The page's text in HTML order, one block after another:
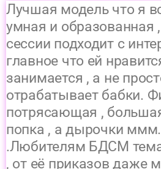
Лучшая модель что я
умная и образованная
сессии подходит с
главное что ей
занимается , а не
отрабатывает бабки.
потрясающая ,
попка , а дырочки
.Любителям БДСМ
, от её приказов даже